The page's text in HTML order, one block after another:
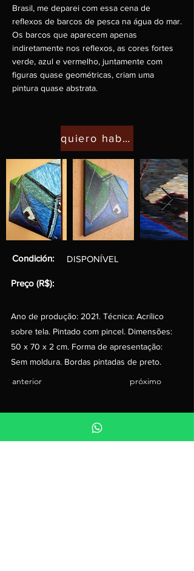
Brasil, me deparei com essa cena de
reflexos de barcos de pesca na água do mar.
Os barcos que aparecem apenas
indiretamente nos reflexos, as cores fortes
verde, azul e vermelho, juntamente com
figuras quase geométricas, criam uma
pintura quase abstrata.
quiero hablar con el artista
Condición: DISPONÍVEL
Preço (R$):
Ano de produção: 2021. Técnica: Acrílico
sobre tela. Pintado com pincel. Dimensões:
50 x 70 x 2 cm. Forma de apresentação:
Sem moldura. Bordas pintadas de preto.
anterior próximo